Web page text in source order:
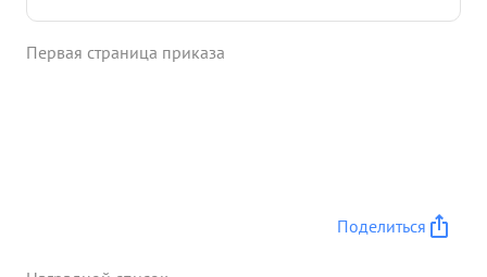
Родине. Достоен награждения орденом
Первая страница приказа
Поделиться